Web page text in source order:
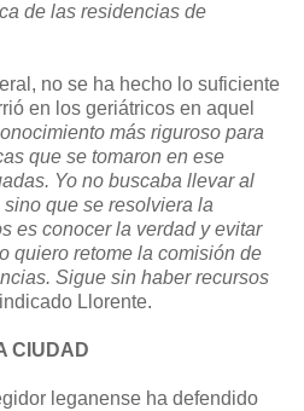
de las residencias de
no se ha hecho lo suficiente
en los geriátricos en aquel
más riguroso para
que se tomaron en ese
Yo no buscaba llevar al
que se resolviera la
es conocer la verdad y evitar
quiero retome la comisión de
Sigue sin haber recursos
Llorente.
CIUDAD
leganense ha defendido